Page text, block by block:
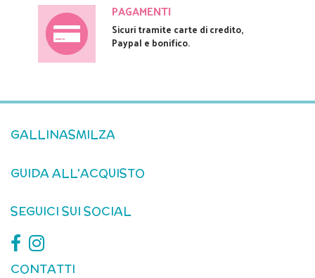
PAGAMENTI
Sicuri tramite carte di credito,
Paypal e bonifico.
GALLINASMILZA
GUIDA ALL'ACQUISTO
SEGUICI SUI SOCIAL
CONTATTI